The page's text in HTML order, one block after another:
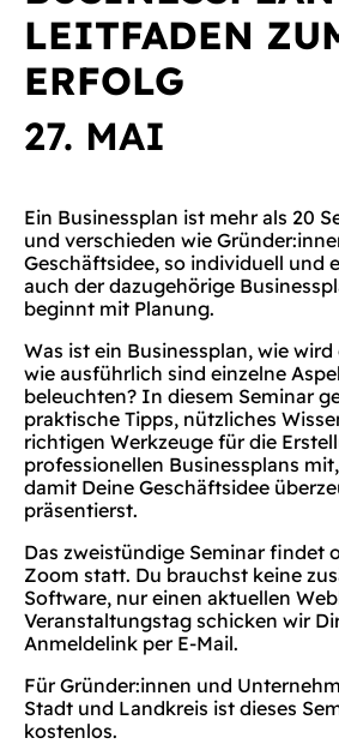
LEITFADEN
ERFOLG
27. MAI
Ein Businessplan ist mehr als 20
und verschieden wie
Geschäftsidee, so individuell und
auch der dazugehörige
beginnt mit Planung.
Was ist ein Businessplan, wie
wie ausführlich sind einzelne
beleuchten? In diesem Seminar
praktische Tipps, nützliches
richtigen Werkzeuge für die
professionellen Businessplans
damit Deine Geschäftsidee
präsentierst.
Das zweistündige Seminar findet
Zoom statt. Du brauchst keine
Software, nur einen aktuellen
Veranstaltungstag schicken wir
Anmeldelink per E-Mail.
Für Gründer:innen und
Stadt und Landkreis ist dieses
kostenlos.